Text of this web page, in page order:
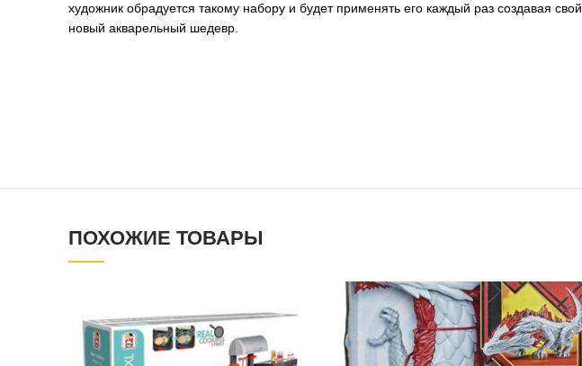
художник обрадуется такому набору и будет применять его каждый раз создавая свой
новый акварельный шедевр.
ПОХОЖИЕ ТОВАРЫ